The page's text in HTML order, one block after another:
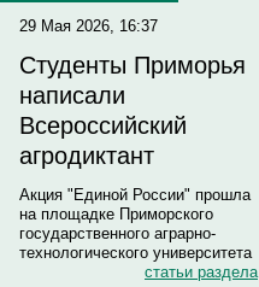
29 Мая 2026, 16:37
Студенты Приморья
написали
Всероссийский
агродиктант
Акция "Единой России" прошла
на площадке Приморского
государственного аграрно-
технологического университета
статьи раздела